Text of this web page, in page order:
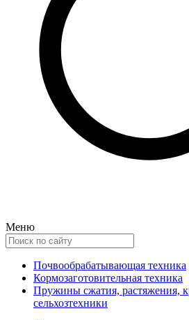
Меню
Почвообрабатывающая техника
Кормозаготовительная техника
Пружины сжатия, растяжения,
сельхозтехники